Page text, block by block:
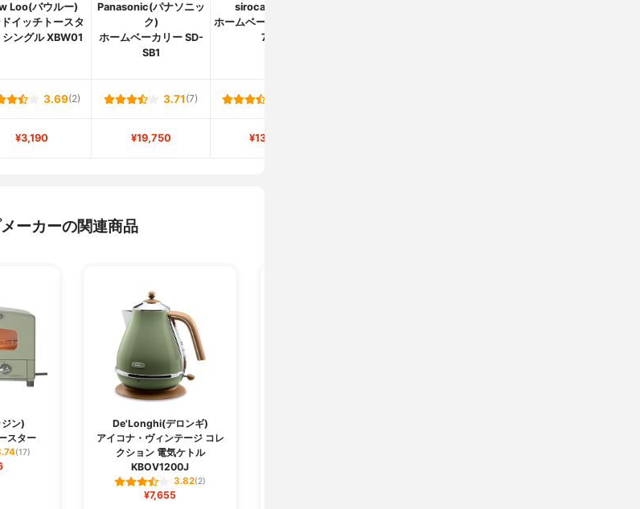
Loo(バウルー)
イッチトースタ
シングル XBW01
Panasonic(パナソニッ
ク)
ホームベーカリー SD-
SB1
siroca(シロカ)
ホームベーカリー SHB-
712
3.69(2) 3.71 (7)
¥3,190 ¥19,750 ¥13,800
ーカーの関連商品
ン)
スター
(17)
De'Longhi(デロンギ)
アイコナ・ヴィンテージ コレ
クション 電気ケトル
KBOV1200J
3.82(2)
¥7,655